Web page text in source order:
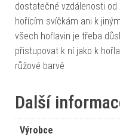
dostatečné vzdálenosti
hořícím svíčkám ani k
všech hořlavin je třeba
přistupovat k ní jako k
růžové barvě
Další
Výrobce